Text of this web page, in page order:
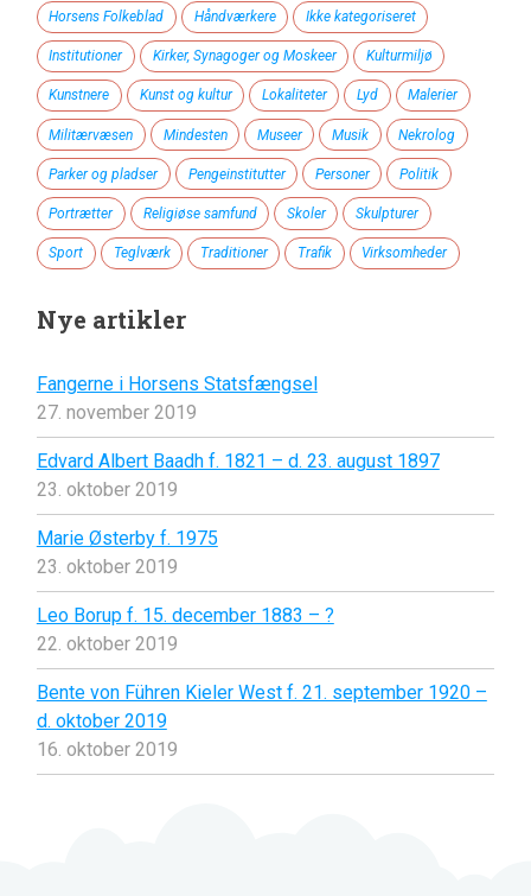
Horsens Folkeblad Håndværkere Ikke kategoriseret
Institutioner Kirker, Synagoger og Moskeer Kulturmiljø
Kunstnere Kunst og kultur Lokaliteter Lyd Malerier
Militærvæsen Mindesten Museer Musik Nekrolog
Parker og pladser Pengeinstitutter Personer Politik
Portrætter Religiøse samfund Skoler Skulpturer
Sport Teglværk Traditioner Trafik Virksomheder
Nye artikler
Fangerne i Horsens Statsfængsel
27. november 2019
Edvard Albert Baadh f. 1821 – d. 23. august 1897
23. oktober 2019
Marie Østerby f. 1975
23. oktober 2019
Leo Borup f. 15. december 1883 – ?
22. oktober 2019
Bente von Führen Kieler West f. 21. september 1920 –
d. oktober 2019
16. oktober 2019